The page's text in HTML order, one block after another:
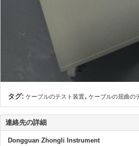
タグ: ケーブルのテスト装置, ケーブルの屈曲の
連絡先の詳細
Dongguan Zhongli Instrument